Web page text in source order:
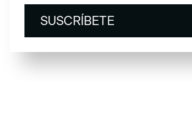
SUSCRÍBETE
SUSCRÍBETE